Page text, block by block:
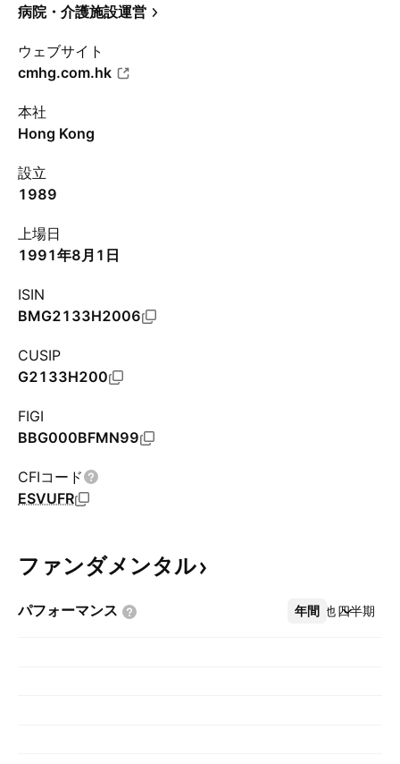
病院・介護施設運営
ウェブサイト
cmhg.com.hk
本社
Hong Kong
設立
1989
上場日
1991年8月1日
ISIN
BMG2133H2006
CUSIP
G2133H200
FIGI
BBG000BFMN99
CFIコード
ESVUFR
ファンダメンタル
パフォーマンス 年間 四半期
その他